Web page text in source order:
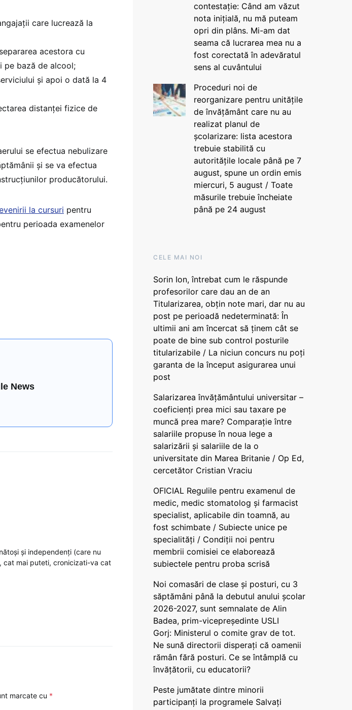
care lucrează la
acestora cu
pe bază de alcool;
și apoi o dată la 4
distanței fizice de
se efectua nebulizare
și se va efectua
producătorului.
la cursuri pentru
perioada examenelor
News
și independenți (care nu
cat mai puteti, cronicizati-va cat
marcate cu *
contestație: Când am văzut
nota inițială, nu mă puteam
opri din plâns. Mi-am dat
seama că lucrarea mea nu a
fost corectată în adevăratul
sens al cuvântului
Proceduri noi de
reorganizare pentru unitățile
de învățământ care nu au
realizat planul de
școlarizare: lista acestora
trebuie stabilită cu
autoritățile locale până pe 7
august, spune un ordin emis
miercuri, 5 august / Toate
măsurile trebuie încheiate
până pe 24 august
CELE MAI NOI
Sorin Ion, întrebat cum le răspunde
profesorilor care dau an de an
Titularizarea, obțin note mari, dar nu au
post pe perioadă nedeterminată: În
ultimii ani am încercat să ținem cât se
poate de bine sub control posturile
titularizabile / La niciun concurs nu poți
garanta de la început asigurarea unui
post
Salarizarea învățământului universitar –
coeficienți prea mici sau taxare pe
muncă prea mare? Comparație între
salariile propuse în noua lege a
salarizării și salariile de la o
universitate din Marea Britanie / Op Ed,
cercetător Cristian Vraciu
OFICIAL Regulile pentru examenul de
medic, medic stomatolog și farmacist
specialist, aplicabile din toamnă, au
fost schimbate / Subiecte unice pe
specialități / Condiții noi pentru
membrii comisiei ce elaborează
subiectele pentru proba scrisă
Noi comasări de clase și posturi, cu 3
săptămâni până la debutul anului școlar
2026-2027, sunt semnalate de Alin
Badea, prim-vicepreședinte USLI
Gorj: Ministerul o comite grav de tot.
Ne sună directorii disperați că oamenii
rămân fără posturi. Ce se întâmplă cu
învățătorii, cu educatorii?
Peste jumătate dintre minorii
participanți la programele Salvați